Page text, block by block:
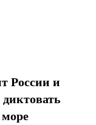
России и